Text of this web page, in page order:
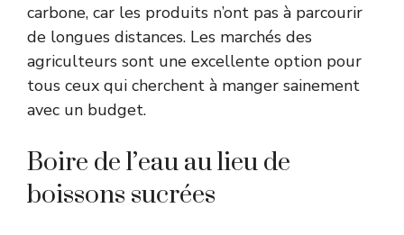
carbone, car les produits n’ont pas à parcourir
de longues distances. Les marchés des
agriculteurs sont une excellente option pour
tous ceux qui cherchent à manger sainement
avec un budget.
Boire de l’eau au lieu de
boissons sucrées